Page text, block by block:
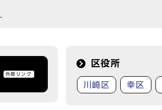
外部リンク
区役所
川崎区 幸区